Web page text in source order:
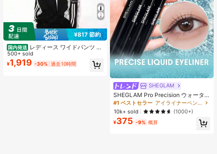
¥817 節約
国内発送 レディース ワイドパンツ 夏
アメリカンレトロ レース デザインパ
ンツ ストレート ルーズ フィット ハ
イウエスト 華やか 高見え お出かけ
500+ sold
¥1,919 -30% 過去10時間
SHEGLAM
SHEGLAM Pro Precision ウォータ
ープルーフリキッドアイライナー-Bl
ack 女性と女の子のためのブランド
ビューティーコスメメイクアップ
#1 ベストセラー
アイライナーペンシル アイライナー
10k+ sold
(1000+)
¥375 -9% 概算